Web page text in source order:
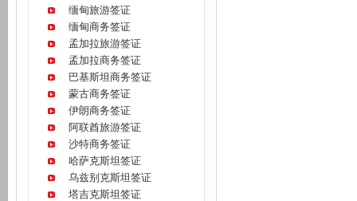
缅甸旅游签证
缅甸商务签证
孟加拉旅游签证
孟加拉商务签证
巴基斯坦商务签证
蒙古商务签证
伊朗商务签证
阿联酋旅游签证
沙特商务签证
哈萨克斯坦签证
乌兹别克斯坦签证
塔吉克斯坦签证